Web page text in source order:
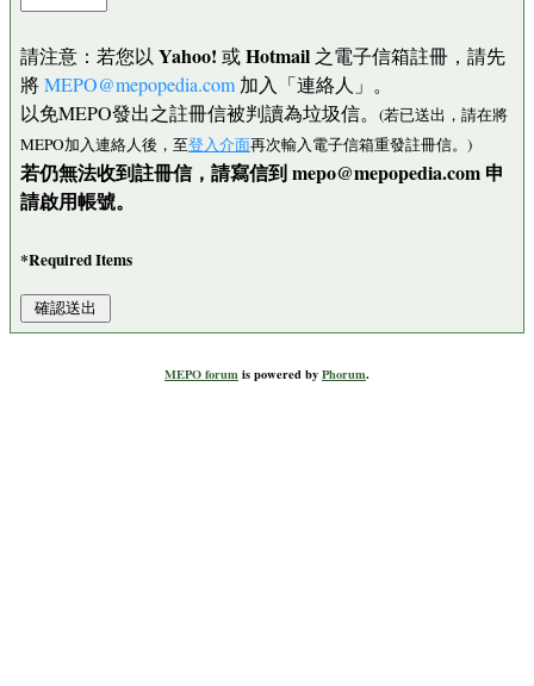
請注意：若您以 Yahoo! 或Hotmail 之電子信箱註冊，請先
將MEPO@mepopedia.com 加入「連絡人」。
以免MEPO發出之註冊信被判讀為垃圾信。 (若已送出，請在將
MEPO加入連絡人後，至登入介面再次輸入電子信箱重發註冊信。)
若仍無法收到註冊信，請寫信到 mepo@mepopedia.com 申
請啟用帳號。
*Required Items
MEPO forumis powered byPhorum.